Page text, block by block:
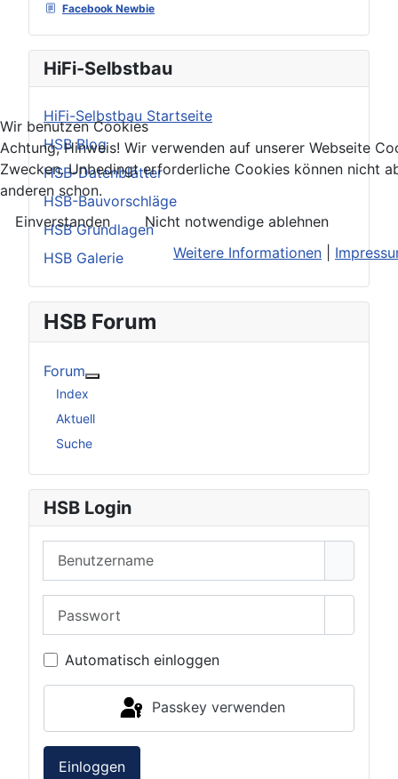
Facebook Newbie
HiFi-Selbstbau
HiFi-Selbstbau Startseite
HSB Blog
HSB-Datenblätter
HSB-Bauvorschläge
HSB Grundlagen
HSB Galerie
HSB Forum
Forum
Index
Aktuell
Suche
HSB Login
Automatisch einloggen
Passkey verwenden
Einloggen
Wir benutzen Cookies
Achtung, Hinweis! Wir verwenden auf unserer Webseite
Zwecken. Unbedingt erforderliche Cookies können nicht
anderen schon.
Einverstanden
Nicht notwendige ablehnen
Weitere Informationen